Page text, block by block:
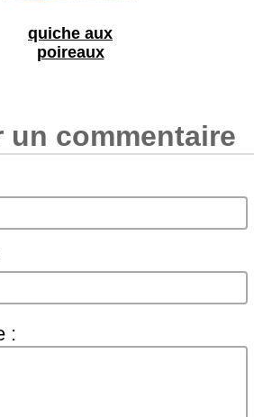
quiche aux
poireaux
un commentaire
: